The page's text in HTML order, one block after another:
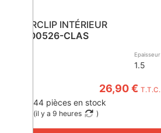
CIRCLIP INTÉRIEUR
CO0526-CLAS
Epaisseur
1.5
26,90 € T.T.C.
44 pièces en stock
(il y a 9 heures )